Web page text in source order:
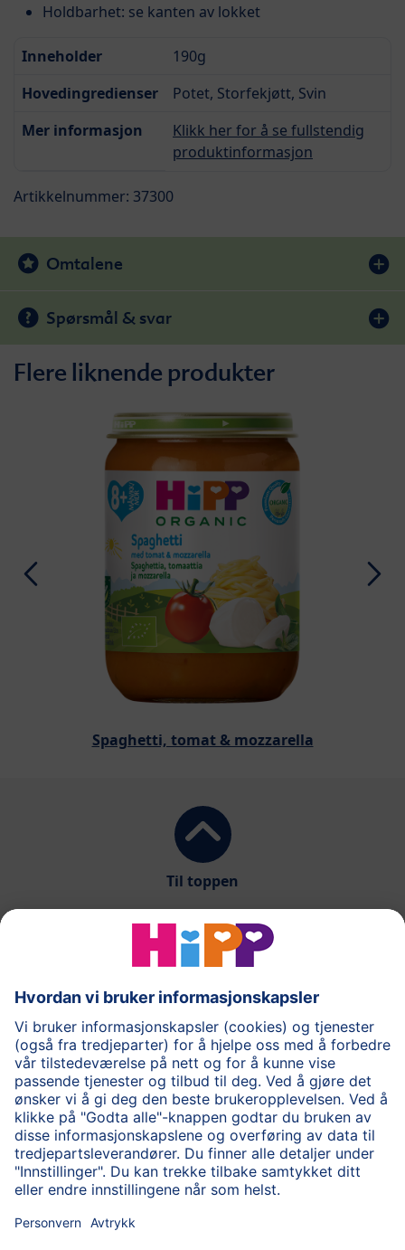
Holdbarhet: se kanten av lokket
Inneholder
190g
Hovedingredienser
Potet, Storfekjøtt, Svin
Mer informasjon
Klikk her for å se fullstendig
produktinformasjon
Artikkelnummer: 37300
Omtalene
Spørsmål & svar
Flere liknende produkter
Spaghetti, tomat & mozzarella
Til toppen
COMBIOTIK Barnemat
Spørsmål og svar
Om HiPP
Kontakt oss
Brukevillkår Personvernpolicy
Cookie policy
HiPP for helsepersonell